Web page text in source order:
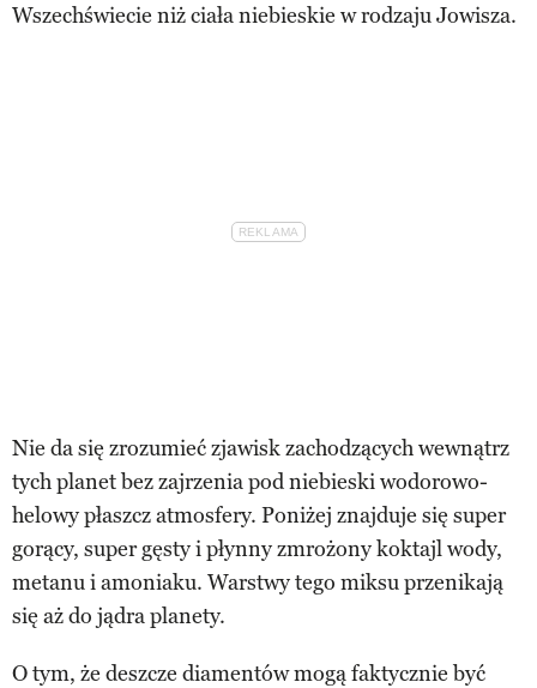
Wszechświecie niż ciała niebieskie w rodzaju Jowisza.
Nie da się zrozumieć zjawisk zachodzących wewnątrz
tych planet bez zajrzenia pod niebieski wodorowo-
helowy płaszcz atmosfery. Poniżej znajduje się super
gorący, super gęsty i płynny zmrożony koktajl wody,
metanu i amoniaku. Warstwy tego miksu przenikają
się aż do jądra planety.
O tym, że deszcze diamentów mogą faktycznie być